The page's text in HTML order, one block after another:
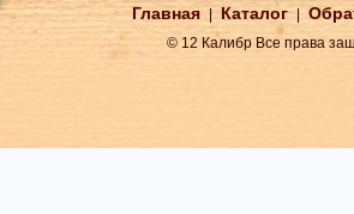
Главная Каталог
© 12 Калибр Все права